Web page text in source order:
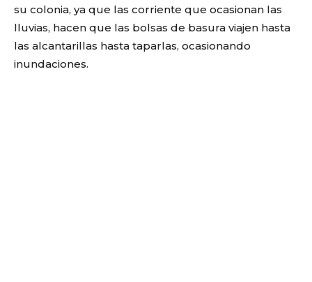
su colonia, ya que las corriente que ocasionan las
lluvias, hacen que las bolsas de basura viajen hasta
las alcantarillas hasta taparlas, ocasionando
inundaciones.